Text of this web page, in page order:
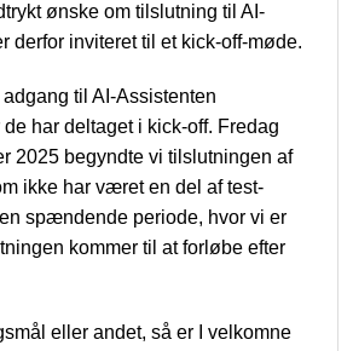
ønske om tilslutning til AI-
derfor inviteret til et kick-off-møde.
til AI-Assistenten
har deltaget i kick-off. Fredag
2025 begyndte vi tilslutningen af
ikke har været en del af test-
spændende periode, hvor vi er
kommer til at forløbe efter
eller andet, så er I velkomne